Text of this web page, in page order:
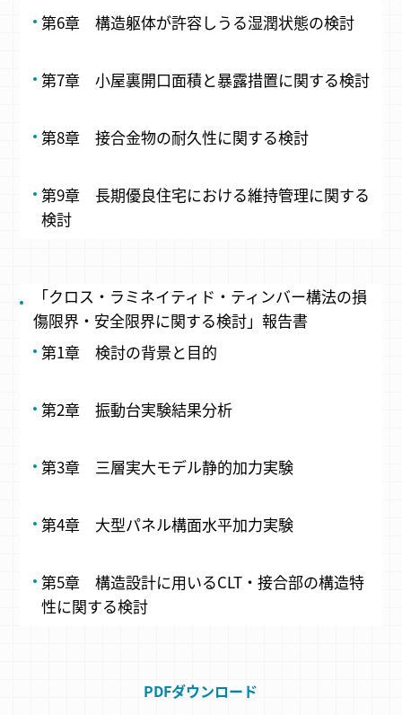
第6章 構造躯体が許容しうる湿潤状態の検討
第7章 小屋裏開口面積と暴露措置に関する検討
第8章 接合金物の耐久性に関する検討
第9章 長期優良住宅における維持管理に関する
検討
「クロス・ラミネイティド・ティンバー構法の損
傷限界・安全限界に関する検討」報告書
第1章 検討の背景と目的
第2章 振動台実験結果分析
第3章 三層実大モデル静的加力実験
第4章 大型パネル構面水平加力実験
第5章 構造設計に用いるCLT・接合部の構造特
性に関する検討
PDFダウンロード